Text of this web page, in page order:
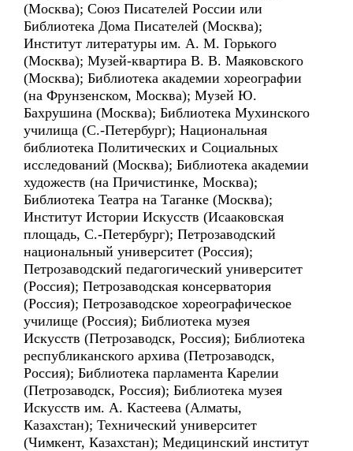
(Москва); Союз Писателей России или
Библиотека Дома Писателей (Москва);
Институт литературы им. А. М. Горького
(Москва); Музей-квартира В. В. Маяковского
(Москва); Библиотека академии хореографии
(на Фрунзенском, Москва); Музей Ю.
Бахрушина (Москва); Библиотека Мухинского
училища (С.-Петербург); Национальная
библиотека Политических и Социальных
исследований (Москва); Библиотека академии
художеств (на Причистинке, Москва);
Библиотека Театра на Таганке (Москва);
Институт Истории Искусств (Исааковская
площадь, С.-Петербург); Петрозаводский
национальный университет (Россия);
Петрозаводский педагогический университет
(Россия); Петрозаводская консерватория
(Россия); Петрозаводское хореографическое
училище (Россия); Библиотека музея
Искусств (Петрозаводск, Россия); Библиотека
республиканского архива (Петрозаводск,
Россия); Библиотека парламента Карелии
(Петрозаводск, Россия); Библиотека музея
Искусств им. А. Кастеева (Алматы,
Казахстан); Технический университет
(Чимкент, Казахстан); Медицинский институт